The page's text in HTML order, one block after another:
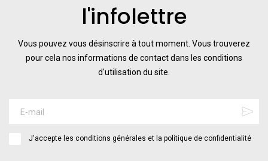
l'infolettre
Vous pouvez vous désinscrire à tout moment. Vous trouverez
pour cela nos informations de contact dans les conditions
d'utilisation du site.
J'accepte les conditions générales et la politique de confidentialité